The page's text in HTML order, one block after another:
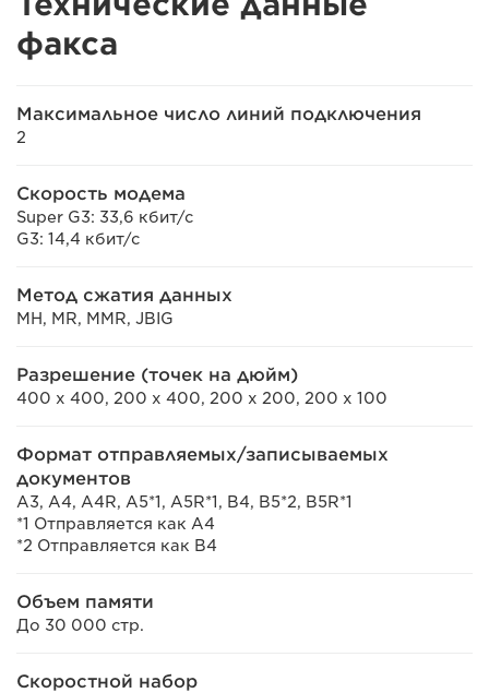
факса
Максимальное число линий подключения
2
Скорость модема
Super G3: 33,6 кбит/с
G3: 14,4 кбит/с
Метод сжатия данных
MH, MR, MMR, JBIG
Разрешение (точек на дюйм)
400 x 400, 200 x 400, 200 x 200, 200 x 100
Формат отправляемых/записываемых
документов
A3, A4, A4R, A5*1, A5R*1, B4, B5*2, B5R*1
*1 Отправляется как A4
*2 Отправляется как B4
Объем памяти
До 30 000 стр.
Скоростной набор